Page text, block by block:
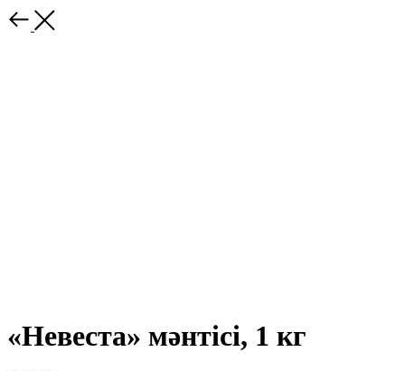
«Невеста» мәнтісі, 1 кг